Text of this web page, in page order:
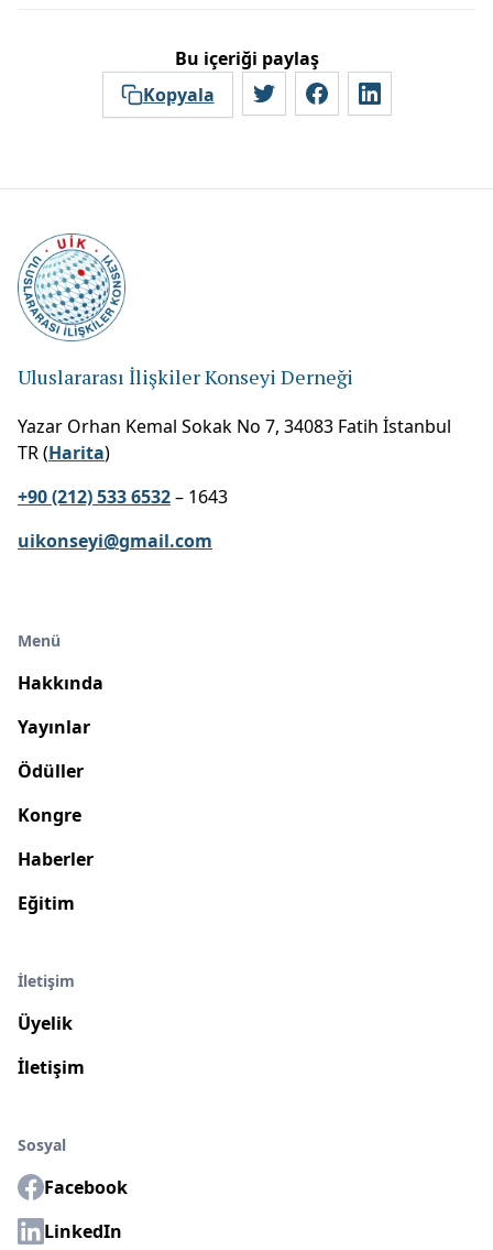
Bu içeriği paylaş
Kopyala
Uluslararası İlişkiler Konseyi Derneği
Yazar Orhan Kemal Sokak No 7, 34083 Fatih İstanbul
TR (Harita)
+90 (212) 533 6532– 1643
uikonseyi@gmail.com
Menü
Hakkında
Yayınlar
Ödüller
Kongre
Haberler
Eğitim
İletişim
Üyelik
İletişim
Sosyal
Facebook
LinkedIn